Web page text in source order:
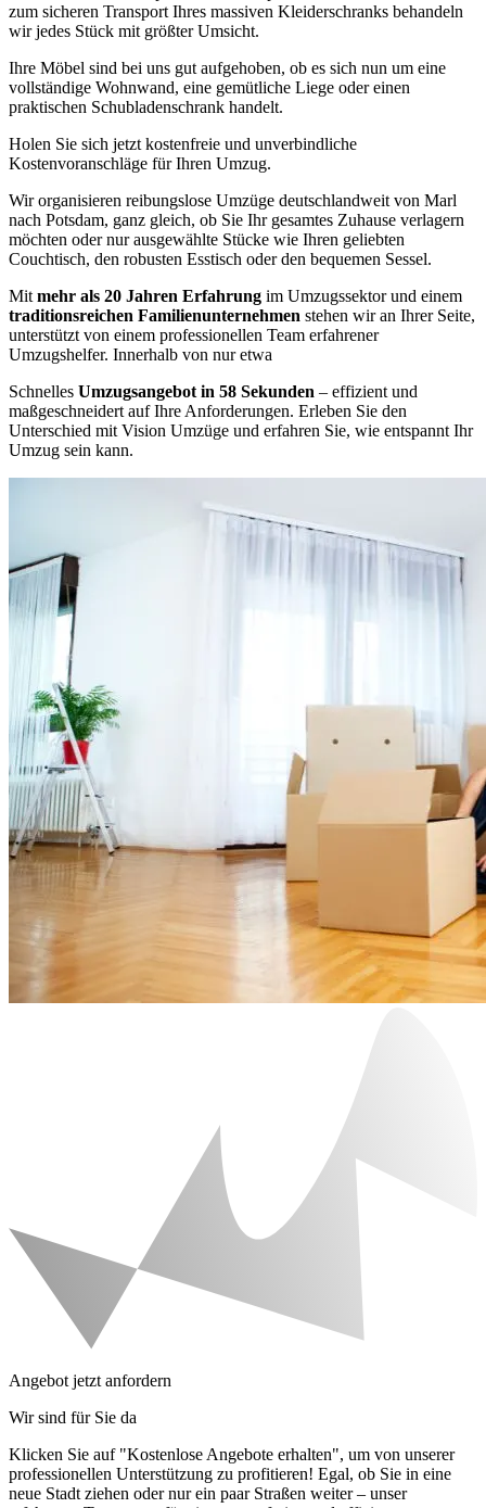
zum sicheren Transport Ihres massiven Kleiderschranks behandeln
wir jedes Stück mit größter Umsicht.
Ihre Möbel sind bei uns gut aufgehoben, ob es sich nun um eine
vollständige Wohnwand, eine gemütliche Liege oder einen
praktischen Schubladenschrank handelt.
Holen Sie sich jetzt kostenfreie und unverbindliche
Kostenvoranschläge für Ihren Umzug.
Wir organisieren reibungslose Umzüge deutschlandweit von Marl
nach Potsdam, ganz gleich, ob Sie Ihr gesamtes Zuhause verlagern
möchten oder nur ausgewählte Stücke wie Ihren geliebten
Couchtisch, den robusten Esstisch oder den bequemen Sessel.
Mit mehr als 20 Jahren Erfahrung im Umzugssektor und einem
traditionsreichen Familienunternehmen stehen wir an Ihrer Seite,
unterstützt von einem professionellen Team erfahrener
Umzugshelfer. Innerhalb von nur etwa
Schnelles Umzugsangebot in 58 Sekunden – effizient und
maßgeschneidert auf Ihre Anforderungen. Erleben Sie den
Unterschied mit Vision Umzüge und erfahren Sie, wie entspannt Ihr
Umzug sein kann.
Angebot jetzt anfordern
Wir sind für Sie da
Klicken Sie auf "Kostenlose Angebote erhalten", um von unserer
professionellen Unterstützung zu profitieren! Egal, ob Sie in eine
neue Stadt ziehen oder nur ein paar Straßen weiter – unser